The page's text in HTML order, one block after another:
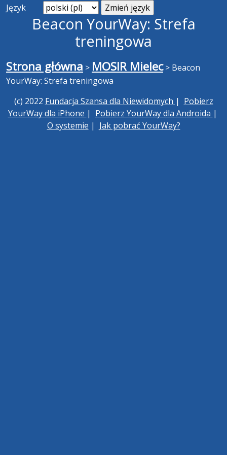
Język
Beacon YourWay: Strefa
treningowa
Strona główna > MOSIR Mielec> Beacon
YourWay: Strefa treningowa
(c) 2022 Fundacja Szansa dla Niewidomych | Pobierz
YourWay dla iPhone | Pobierz YourWay dla Androida |
O systemie | Jak pobrać YourWay?